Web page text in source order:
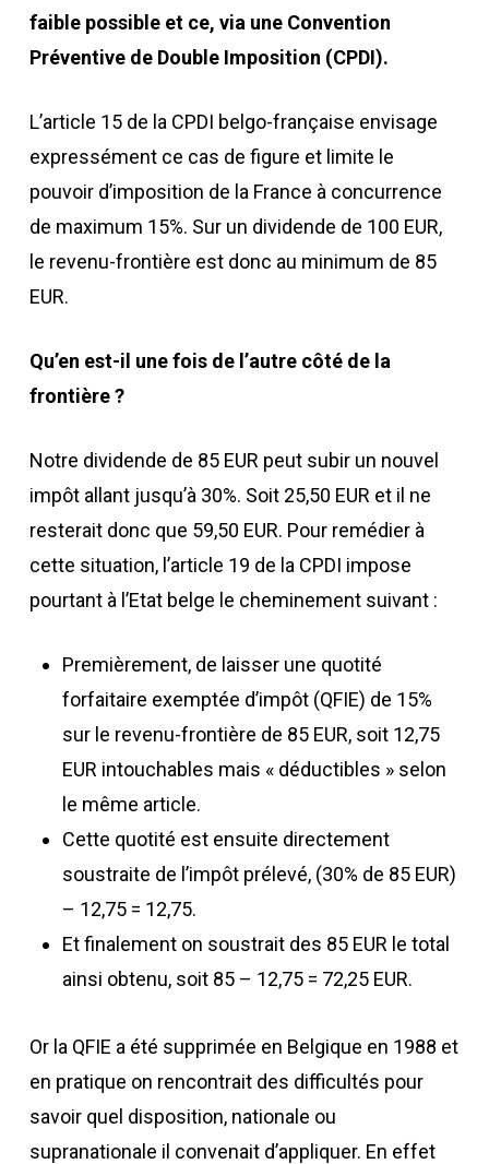
faible possible et ce, via une Convention
Préventive de Double Imposition (CPDI).
L’article 15 de la CPDI belgo-française envisage
expressément ce cas de figure et limite le
pouvoir d’imposition de la France à concurrence
de maximum 15%. Sur un dividende de 100 EUR,
le revenu-frontière est donc au minimum de 85
EUR.
Qu’en est-il une fois de l’autre côté de la
frontière ?
Notre dividende de 85 EUR peut subir un nouvel
impôt allant jusqu’à 30%. Soit 25,50 EUR et il ne
resterait donc que 59,50 EUR. Pour remédier à
cette situation, l’article 19 de la CPDI impose
pourtant à l’Etat belge le cheminement suivant :
Premièrement, de laisser une quotité
forfaitaire exemptée d’impôt (QFIE) de 15%
sur le revenu-frontière de 85 EUR, soit 12,75
EUR intouchables mais « déductibles » selon
le même article.
Cette quotité est ensuite directement
soustraite de l’impôt prélevé, (30% de 85 EUR)
– 12,75 = 12,75.
Et finalement on soustrait des 85 EUR le total
ainsi obtenu, soit 85 – 12,75 = 72,25 EUR.
Or la QFIE a été supprimée en Belgique en 1988 et
en pratique on rencontrait des difficultés pour
savoir quel disposition, nationale ou
supranationale il convenait d’appliquer. En effet